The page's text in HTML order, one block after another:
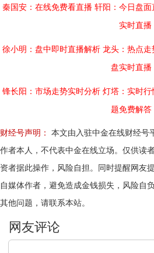
秦国安：在线免费看直播 轩阳：今日盘面
实时直播
徐小明：盘中即时直播解析 龙头：热点走
盘实时直播
锋长阳：市场走势实时分析 灯塔：实时行
题免费解答
财经号声明：
本文由入驻中金在线财经号
作者本人，不代表中金在线立场。仅供读
资者据此操作，风险自担。同时提醒网友
自媒体作者，避免造成金钱损失，风险自
其他问题，请联系本站。